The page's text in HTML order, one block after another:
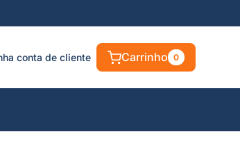
conta de cliente Carrinho 0